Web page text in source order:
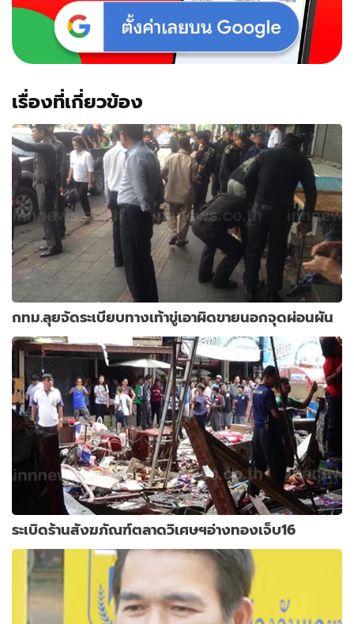
เรื่องที่เกี่ยวข้อง
กทม.ลุยจัดระเบียบทางเท้าขู่เอาผิดขายนอกจุดผ่อนผัน
ระเบิดร้านสังฆภัณฑ์ตลาดวิเศษฯอ่างทองเจ็บ16